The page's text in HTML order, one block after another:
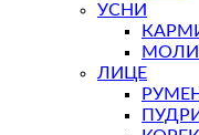
УСНИ
ЛИЦЕ